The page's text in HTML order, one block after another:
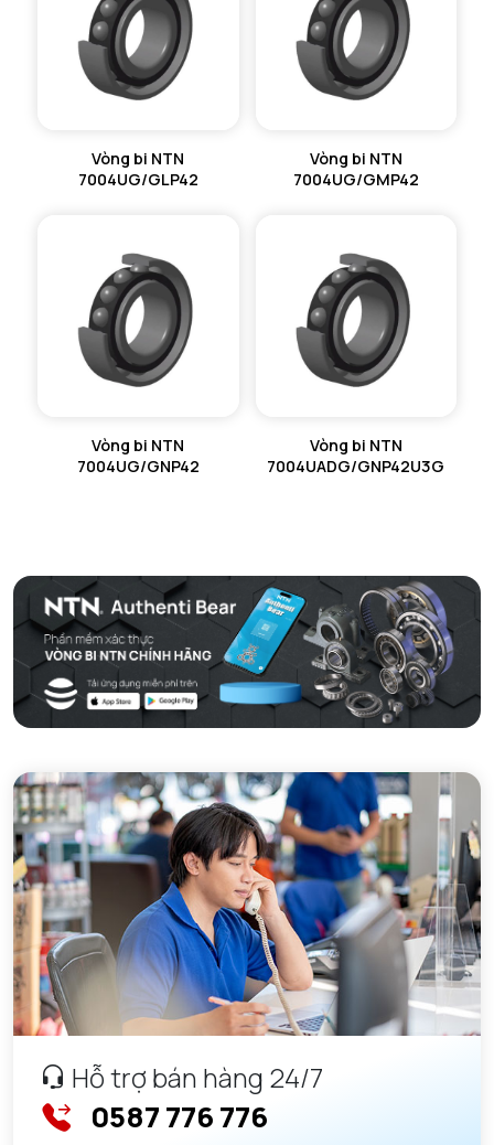
Vòng bi NTN
7004UG/GLP42
Vòng bi NTN
7004UG/GMP42
Vòng bi NTN
7004UG/GNP42
Vòng bi NTN
7004UADG/GNP42U3G
Hỗ trợ bán hàng 24/7
0587 776 776